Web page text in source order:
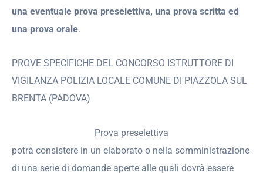
una eventuale prova preselettiva, una prova scritta ed
una prova orale.
PROVE SPECIFICHE DEL CONCORSO ISTRUTTORE DI
VIGILANZA POLIZIA LOCALE COMUNE DI PIAZZOLA SUL
BRENTA (PADOVA)
Prova preselettiva
potrà consistere in un elaborato o nella somministrazione
di una serie di domande aperte alle quali dovrà essere